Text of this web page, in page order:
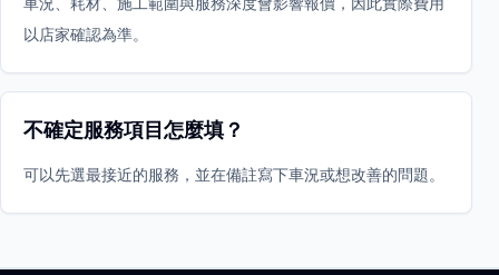
以店家確認為準。
不確定服務項目怎麼填？
可以先選最接近的服務，並在備註寫下車況或想改善的問題。